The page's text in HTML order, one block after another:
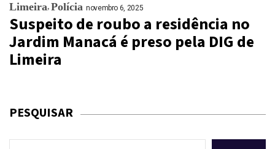
Limeira Polícia novembro 6, 2025
Suspeito de roubo a residência no
Jardim Manacá é preso pela DIG de
Limeira
PESQUISAR